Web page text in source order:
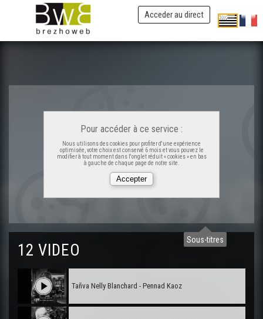
Acceder au direct
Sous-titres
Pour accéder à ce service :
Nous utilisons des cookies pour profiter d'une expérience
optimisée, votre choix est conservé 6 mois et vous pouvez le
modifier à tout moment dans l'onglet réduit « cookies » en bas
à gauche de chaque page de notre site.
12 VIDEO
Tañva Nelly Blanchard - Pennad Kaoz